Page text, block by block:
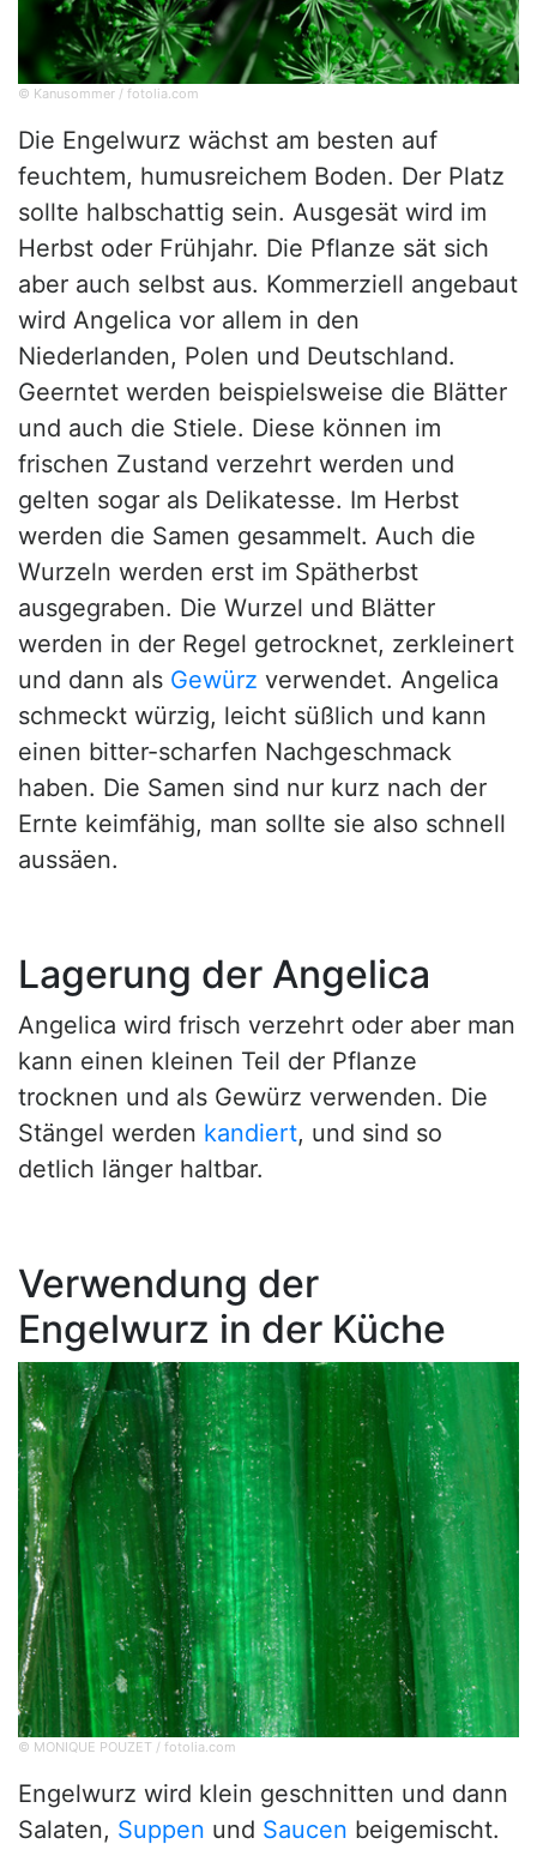
© Kanusommer / fotolia.com
Die Engelwurz wächst am besten auf
feuchtem, humusreichem Boden. Der Platz
sollte halbschattig sein. Ausgesät wird im
Herbst oder Frühjahr. Die Pflanze sät sich
aber auch selbst aus. Kommerziell angebaut
wird Angelica vor allem in den
Niederlanden, Polen und Deutschland.
Geerntet werden beispielsweise die Blätter
und auch die Stiele. Diese können im
frischen Zustand verzehrt werden und
gelten sogar als Delikatesse. Im Herbst
werden die Samen gesammelt. Auch die
Wurzeln werden erst im Spätherbst
ausgegraben. Die Wurzel und Blätter
werden in der Regel getrocknet, zerkleinert
und dann als Gewürz verwendet. Angelica
schmeckt würzig, leicht süßlich und kann
einen bitter-scharfen Nachgeschmack
haben. Die Samen sind nur kurz nach der
Ernte keimfähig, man sollte sie also schnell
aussäen.
Lagerung der Angelica
Angelica wird frisch verzehrt oder aber man
kann einen kleinen Teil der Pflanze
trocknen und als Gewürz verwenden. Die
Stängel werden kandiert, und sind so
detlich länger haltbar.
Verwendung der
Engelwurz in der Küche
© MONIQUE POUZET / fotolia.com
Engelwurz wird klein geschnitten und dann
Salaten, Suppen und Saucen beigemischt.